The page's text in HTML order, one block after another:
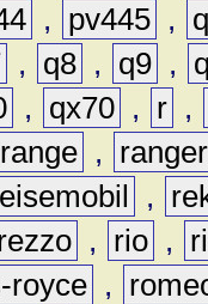
, pv445 ,
, q8 , q9 ,
, qx70 , r ,
range ,
ranger
,
, rio ,
royce ,